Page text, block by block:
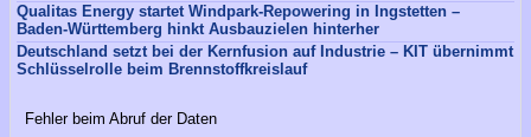
Qualitas Energy startet Windpark-Repowering in Ingstetten –
Baden-Württemberg hinkt Ausbauzielen hinterher
Deutschland setzt bei der Kernfusion auf Industrie – KIT übernimmt
Schlüsselrolle beim Brennstoffkreislauf
Fehler beim Abruf der Daten